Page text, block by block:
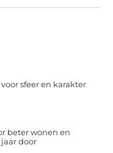
sfeer en karakter
beter wonen en
door